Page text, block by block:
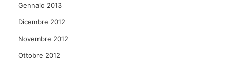
Gennaio 2013
Dicembre 2012
Novembre 2012
Ottobre 2012